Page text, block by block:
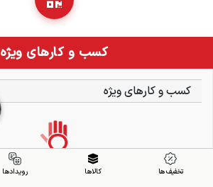
کسب و کارهای ویژه
کسب و کارهای ویژه
تخفیف ها کالاها رویدادها